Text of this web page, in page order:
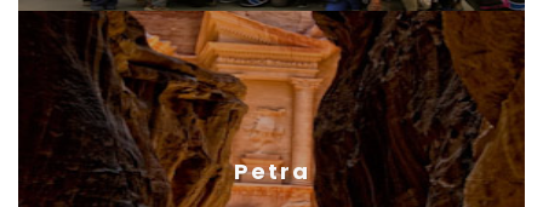
Petra